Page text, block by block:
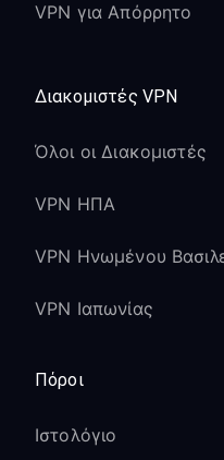
Ενσωματωμένο
Όλες οι
ταυτόχρονα
Η Antenna TV
VPN για Απόρρητο
Διακομιστές VPN
Όλοι οι Διακομιστές
VPN ΗΠΑ
VPN Ηνωμένου
VPN Ιαπωνίας
Πόροι
Ιστολόγιο